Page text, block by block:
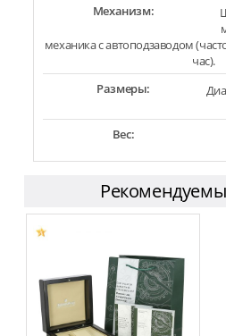
Механизм:
механика с автоподзаводом
час).
Размеры:
Вес: